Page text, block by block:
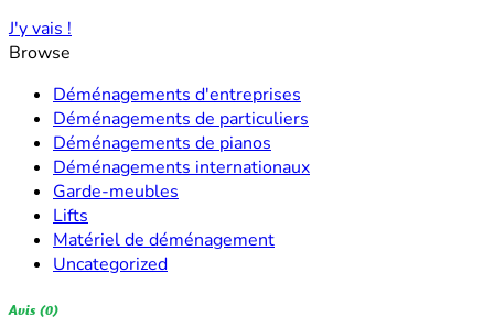
J'y vais !
Browse
Déménagements d'entreprises
Déménagements de particuliers
Déménagements de pianos
Déménagements internationaux
Garde-meubles
Lifts
Matériel de déménagement
Uncategorized
Avis (0)